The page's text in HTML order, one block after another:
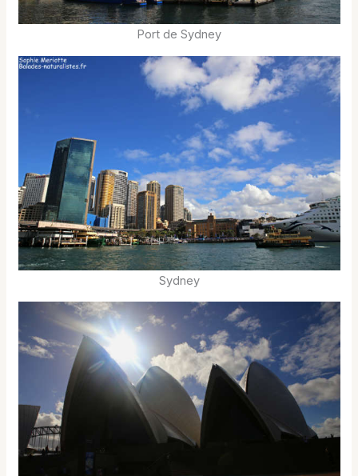
Port de Sydney
Sydney